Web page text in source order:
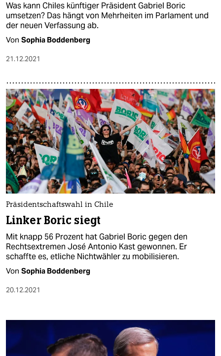
Was kann Chiles künftiger Präsident Gabriel Boric
umsetzen? Das hängt von Mehrheiten im Parlament und
der neuen Verfassung ab.
Von Sophia Boddenberg
21.12.2021
Präsidentschaftswahl in Chile
Linker Boric siegt
Mit knapp 56 Prozent hat Gabriel Boric gegen den
Rechtsextremen José Antonio Kast gewonnen. Er
schaffte es, etliche Nichtwähler zu mobilisieren.
Von Sophia Boddenberg
20.12.2021